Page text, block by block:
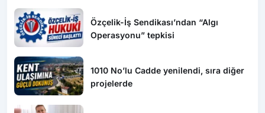
Özçelik-İş Sendikası’ndan “Algı
Operasyonu” tepkisi
1010 No’lu Cadde yenilendi, sıra diğer
projelerde